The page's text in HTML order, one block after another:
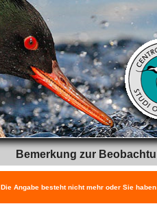
Bemerkung zur
Die Angabe besteht nicht mehr oder Sie